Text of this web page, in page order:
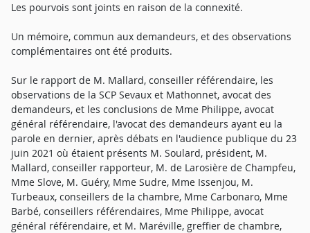
Les pourvois sont joints en raison de la connexité.
Un mémoire, commun aux demandeurs, et des observations
complémentaires ont été produits.
Sur le rapport de M. Mallard, conseiller référendaire, les
observations de la SCP Sevaux et Mathonnet, avocat des
demandeurs, et les conclusions de Mme Philippe, avocat
général référendaire, l'avocat des demandeurs ayant eu la
parole en dernier, après débats en l'audience publique du 23
juin 2021 où étaient présents M. Soulard, président, M.
Mallard, conseiller rapporteur, M. de Larosière de Champfeu,
Mme Slove, M. Guéry, Mme Sudre, Mme Issenjou, M.
Turbeaux, conseillers de la chambre, Mme Carbonaro, Mme
Barbé, conseillers référendaires, Mme Philippe, avocat
général référendaire, et M. Maréville, greffier de chambre,